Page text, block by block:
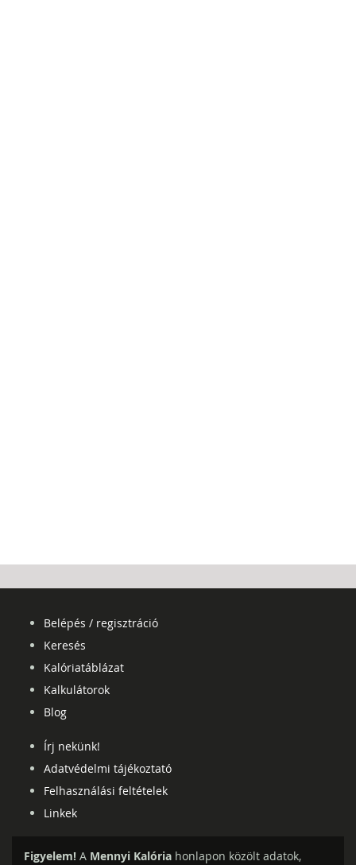
Belépés / regisztráció
Keresés
Kalóriatáblázat
Kalkulátorok
Blog
Írj nekünk!
Adatvédelmi tájékoztató
Felhasználási feltételek
Linkek
Figyelem! A Mennyi Kalória honlapon közölt adatok,